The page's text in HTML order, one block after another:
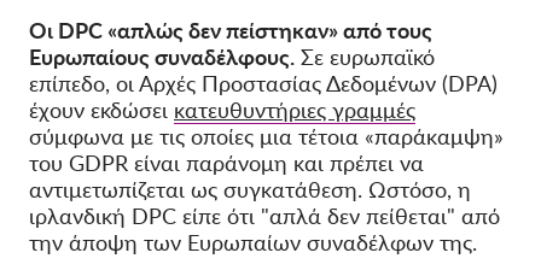
Οι DPC «απλώς δεν πείστηκαν» από τους
Ευρωπαίους συναδέλφους. Σε ευρωπαϊκό
επίπεδο, οι Αρχές Προστασίας Δεδομένων (DPA)
έχουν εκδώσει κατευθυντήριες γραμμές
σύμφωνα με τις οποίες μια τέτοια «παράκαμψη»
του GDPR είναι παράνομη και πρέπει να
αντιμετωπίζεται ως συγκατάθεση. Ωστόσο, η
ιρλανδική DPC είπε ότι "απλά δεν πείθεται" από
την άποψη των Ευρωπαίων συναδέλφων της.